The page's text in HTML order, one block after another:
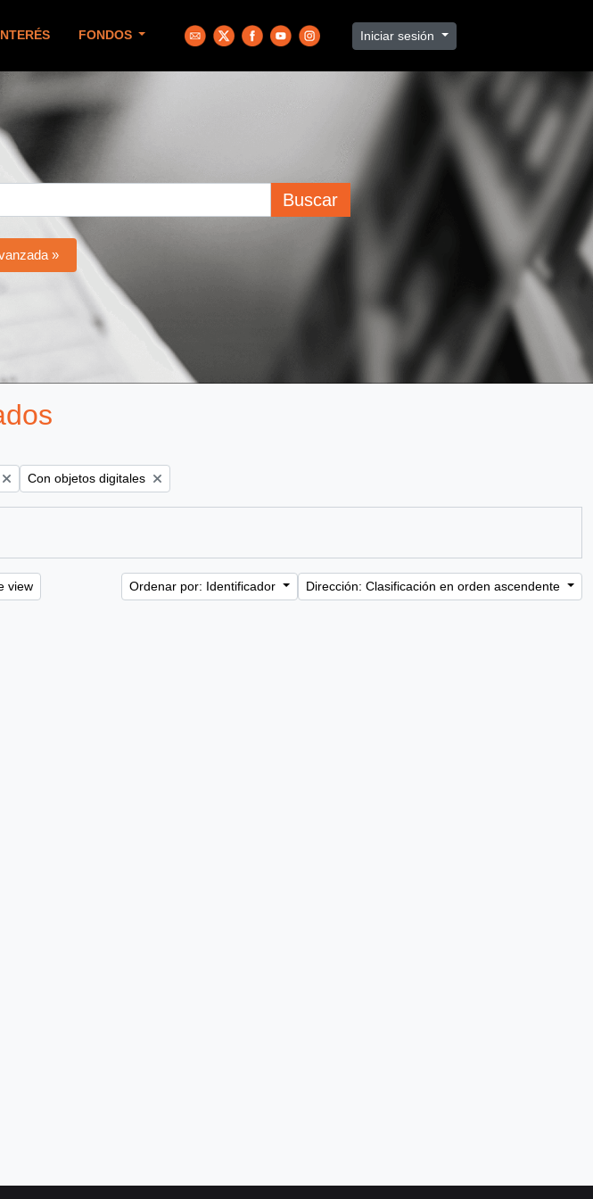
FONDOS Iniciar sesión
Buscar
»
Remove filter:
Con objetos digitales
view Ordenar por: Identificador Dirección: Clasificación en orden ascendente